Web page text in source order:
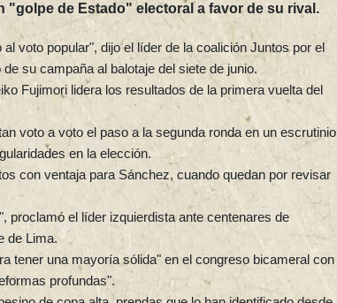
"golpe de Estado" electoral a favor de su rival.
voto popular", dijo el líder de la coalición Juntos por el
su campaña al balotaje del siete de junio.
Fujimori lidera los resultados de la primera vuelta del
voto a voto el paso a la segunda ronda en un escrutinio
en la elección.
con ventaja para Sánchez, cuando quedan por revisar
proclamó el líder izquierdista ante centenares de
de Lima.
tener una mayoría sólida" en el congreso bicameral con
profundas".